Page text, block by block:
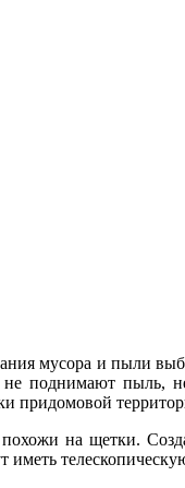
мусора и пыли
не поднимают пыль,
придомовой
на щетки.